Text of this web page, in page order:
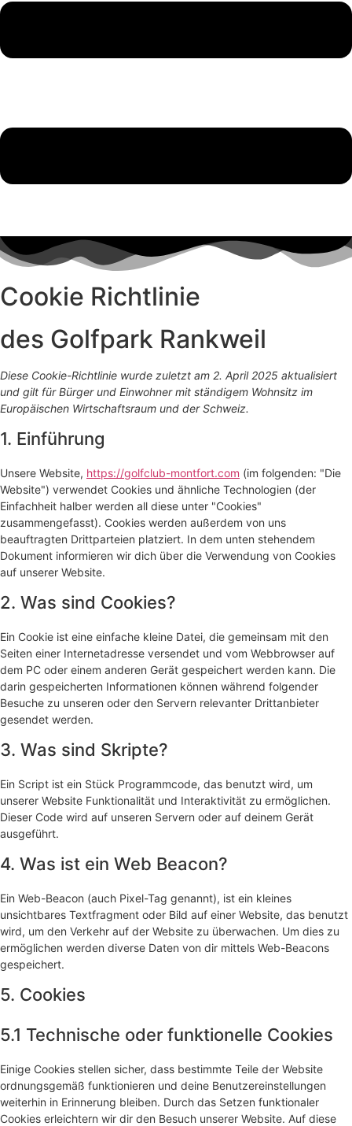
Cookie Richtlinie
des Golfpark Rankweil
Diese Cookie-Richtlinie wurde zuletzt am 2. April 2025 aktualisiert
und gilt für Bürger und Einwohner mit ständigem Wohnsitz im
Europäischen Wirtschaftsraum und der Schweiz.
1. Einführung
Unsere Website, https://golfclub-montfort.com (im folgenden: "Die
Website") verwendet Cookies und ähnliche Technologien (der
Einfachheit halber werden all diese unter "Cookies"
zusammengefasst). Cookies werden außerdem von uns
beauftragten Drittparteien platziert. In dem unten stehendem
Dokument informieren wir dich über die Verwendung von Cookies
auf unserer Website.
2. Was sind Cookies?
Ein Cookie ist eine einfache kleine Datei, die gemeinsam mit den
Seiten einer Internetadresse versendet und vom Webbrowser auf
dem PC oder einem anderen Gerät gespeichert werden kann. Die
darin gespeicherten Informationen können während folgender
Besuche zu unseren oder den Servern relevanter Drittanbieter
gesendet werden.
3. Was sind Skripte?
Ein Script ist ein Stück Programmcode, das benutzt wird, um
unserer Website Funktionalität und Interaktivität zu ermöglichen.
Dieser Code wird auf unseren Servern oder auf deinem Gerät
ausgeführt.
4. Was ist ein Web Beacon?
Ein Web-Beacon (auch Pixel-Tag genannt), ist ein kleines
unsichtbares Textfragment oder Bild auf einer Website, das benutzt
wird, um den Verkehr auf der Website zu überwachen. Um dies zu
ermöglichen werden diverse Daten von dir mittels Web-Beacons
gespeichert.
5. Cookies
5.1 Technische oder funktionelle Cookies
Einige Cookies stellen sicher, dass bestimmte Teile der Website
ordnungsgemäß funktionieren und deine Benutzereinstellungen
weiterhin in Erinnerung bleiben. Durch das Setzen funktionaler
Cookies erleichtern wir dir den Besuch unserer Website. Auf diese